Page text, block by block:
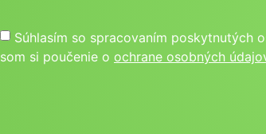
Súhlasím so spracovaním poskytnutých
som si poučenie o ochrane osobných